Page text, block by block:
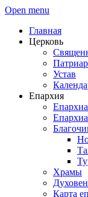
Open menu
Главная
Церковь
Устав
Епархия
Храмы
Карта